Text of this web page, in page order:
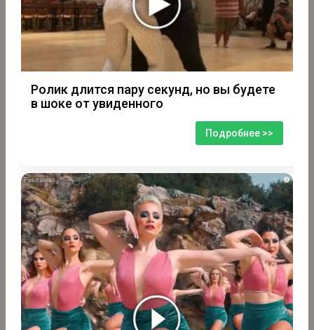
Ролик длится пару секунд, но вы будете
в шоке от увиденного
Подробнее >>
i